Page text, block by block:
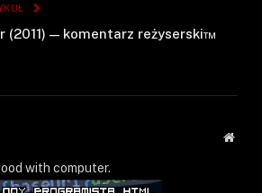
(2011) — komentarz reżyserski™
Strona
with computer.